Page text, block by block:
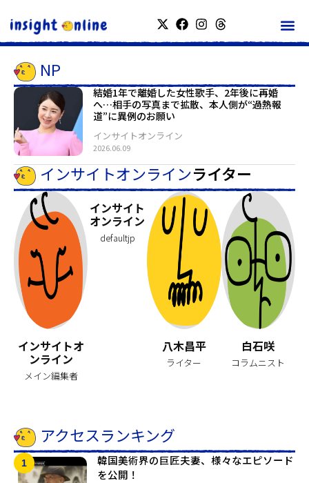
NP
結婚1年で離婚した女性歌手、2年後に再婚
へ…相手の写真まで拡散、本人側が“過熱報
道”に異例のお願い
2026.06.09
インサイトオンライン
インサイトオンラインライター
インサイトオ
ンライン
メイン編集者
インサイト
オンライン
defaultjp
八木昌平
ライター
白石咲
コラムニスト
アクセスランキング
韓国美術界の巨匠夫妻、様々なエピソード
を公開！